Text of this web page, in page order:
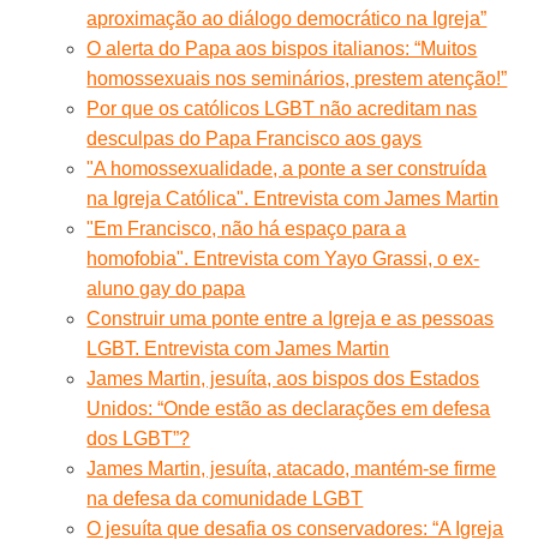
aproximação ao diálogo democrático na Igreja”
O alerta do Papa aos bispos italianos: “Muitos
homossexuais nos seminários, prestem atenção!”
Por que os católicos LGBT não acreditam nas
desculpas do Papa Francisco aos gays
"A homossexualidade, a ponte a ser construída
na Igreja Católica". Entrevista com James Martin
"Em Francisco, não há espaço para a
homofobia". Entrevista com Yayo Grassi, o ex-
aluno gay do papa
Construir uma ponte entre a Igreja e as pessoas
LGBT. Entrevista com James Martin
James Martin, jesuíta, aos bispos dos Estados
Unidos: “Onde estão as declarações em defesa
dos LGBT”?
James Martin, jesuíta, atacado, mantém-se firme
na defesa da comunidade LGBT
O jesuíta que desafia os conservadores: “A Igreja